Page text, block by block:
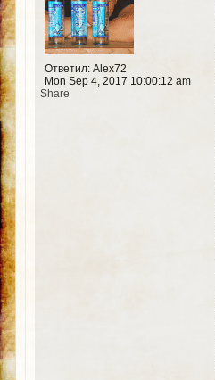
Ответил: Alex72
Mon Sep 4, 2017 10:00:12 am
Share